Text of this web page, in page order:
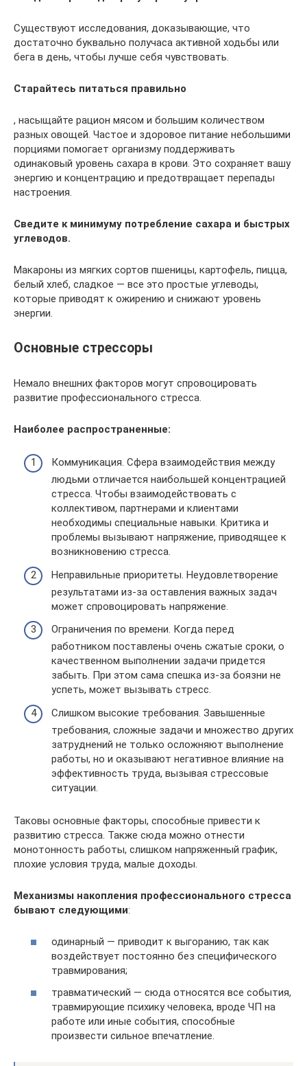
Существуют исследования, доказывающие, что
достаточно буквально получаса активной ходьбы или
бега в день, чтобы лучше себя чувствовать.
Старайтесь питаться правильно
, насыщайте рацион мясом и большим количеством
разных овощей. Частое и здоровое питание небольшими
порциями помогает организму поддерживать
одинаковый уровень сахара в крови. Это сохраняет вашу
энергию и концентрацию и предотвращает перепады
настроения.
Сведите к минимуму потребление сахара и быстрых
углеводов.
Макароны из мягких сортов пшеницы, картофель, пицца,
белый хлеб, сладкое — все это простые углеводы,
которые приводят к ожирению и снижают уровень
энергии.
Основные стрессоры
Немало внешних факторов могут спровоцировать
развитие профессионального стресса.
Наиболее распространенные:
Коммуникация. Сфера взаимодействия между
людьми отличается наибольшей концентрацией
стресса. Чтобы взаимодействовать с
коллективом, партнерами и клиентами
необходимы специальные навыки. Критика и
проблемы вызывают напряжение, приводящее к
возникновению стресса.
Неправильные приоритеты. Неудовлетворение
результатами из-за оставления важных задач
может спровоцировать напряжение.
Ограничения по времени. Когда перед
работником поставлены очень сжатые сроки, о
качественном выполнении задачи придется
забыть. При этом сама спешка из-за боязни не
успеть, может вызывать стресс.
Слишком высокие требования. Завышенные
требования, сложные задачи и множество других
затруднений не только осложняют выполнение
работы, но и оказывают негативное влияние на
эффективность труда, вызывая стрессовые
ситуации.
Таковы основные факторы, способные привести к
развитию стресса. Также сюда можно отнести
монотонность работы, слишком напряженный график,
плохие условия труда, малые доходы.
Механизмы накопления профессионального стресса
бывают следующими:
одинарный — приводит к выгоранию, так как
воздействует постоянно без специфического
травмирования;
травматический — сюда относятся все события,
травмирующие психику человека, вроде ЧП на
работе или иные события, способные
произвести сильное впечатление.